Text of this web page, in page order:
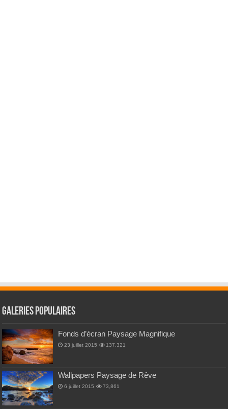
Galeries Populaires
Fonds d’écran Paysage Magnifique
23 juillet 2015 137,321
Wallpapers Paysage de Rêve
6 juillet 2015 73,861